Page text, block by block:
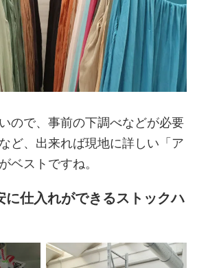
ので、事前の下調べなどが必要
ど、出来れば現地に詳しい「ア
ベストですね。
に仕入れができるストックハ